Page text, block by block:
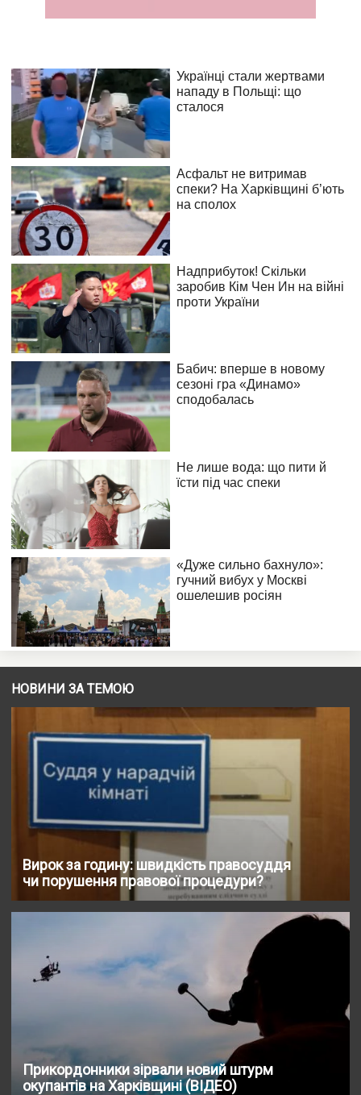
НОВИНИ ЗА ТЕМОЮ
Вирок за годину: швидкість правосуддя
чи порушення правової процедури?
Прикордонники зірвали новий штурм
окупантів на Харківщині (ВІДЕО)